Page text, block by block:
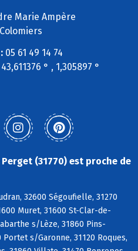
Marie Ampère
05 61 49 14 74
43,611376 ° , 1,305897 °
(31770) est proche de
32600 Ségoufielle, 31270
Muret, 31600 St-Clar-de-
s/Lèze, 31860 Pins-
Portet s/Garonne, 31120 Roques,